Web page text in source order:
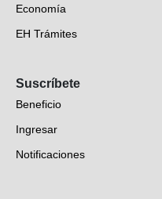
Economía
EH Trámites
EH Verifica
Fotogalerías
Deportes
Videos
Suscríbete
Beneficio
Ingresar
Notificaciones